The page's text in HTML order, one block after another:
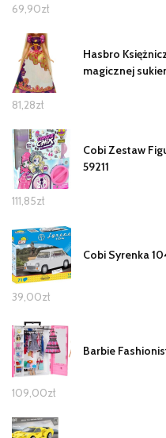
69,90zł
Hasbro
magicznej
81,28zł
Cobi Zestaw
59211
111,85zł
Cobi Syrenka
39,00zł
Barbie
109,00zł